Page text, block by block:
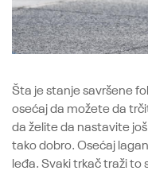
Šta je stanje savršene
osećaj da možete da
da želite da nastavite
tako dobro. Osećaj
leđa. Svaki trkač traži to